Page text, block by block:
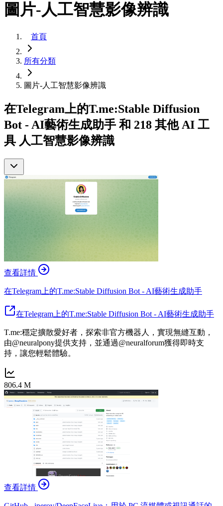
圖片-人工智慧影像辨識
首頁
所有分類
圖片-人工智慧影像辨識
在Telegram上的T.me:Stable Diffusion
Bot - AI藝術生成助手 和 218 其他 AI 工
具 人工智慧影像辨識
查看詳情
在Telegram上的T.me:Stable Diffusion Bot - AI藝術生成助手
在Telegram上的T.me:Stable Diffusion Bot - AI藝術生成助手
T.me:穩定擴散愛好者，探索非官方機器人，實現無縫互動，
由@neuralpony提供支持，並通過@neuralforum獲得即時支
持，讓您輕鬆體驗。
806.4 M
查看詳情